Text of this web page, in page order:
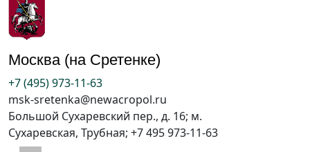
Москва (на Сретенке)
+7 (495) 973-11-63
msk-sretenka@newacropol.ru
Большой Сухаревский пер., д. 16; м.
Сухаревская, Трубная; +7 495 973-11-63